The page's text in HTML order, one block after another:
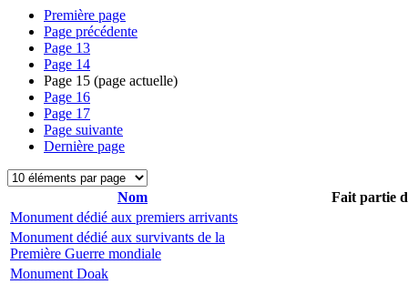
Première page
Page précédente
Page 13
Page 14
Page 15 (page actuelle)
Page 16
Page 17
Page suivante
Dernière page
Nom
Fait partie
Monument dédié aux premiers arrivants
Monument dédié aux survivants de la
Première Guerre mondiale
Monument Doak